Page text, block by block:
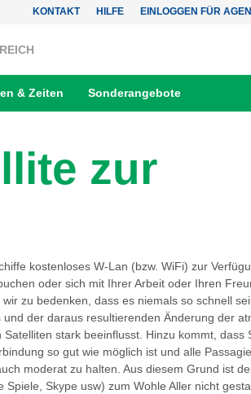
KONTAKT HILFE EINLOGGEN FÜR
& Zeiten Sonderangebote
zur
kostenloses W-Lan (bzw. WiFi) zur
oder sich mit Ihrer Arbeit oder Ihren
zu bedenken, dass es niemals so schnell
der daraus resultierenden Änderung der
stark beeinflusst. Hinzu kommt, dass
so gut wie möglich ist und alle
moderat zu halten. Aus diesem Grund ist
Skype usw) zum Wohle Aller nicht